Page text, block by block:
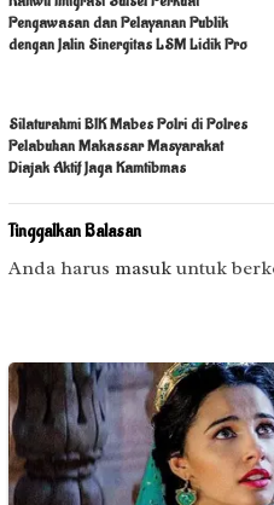
Pengawasan dan Pelayanan Publik
dengan Jalin Sinergitas LSM Lidik Pro
Silaturahmi BIK Mabes Polri di Polres
Pelabuhan Makassar Masyarakat
Diajak Aktif Jaga Kamtibmas
Tinggalkan Balasan
Anda harus masuk untuk